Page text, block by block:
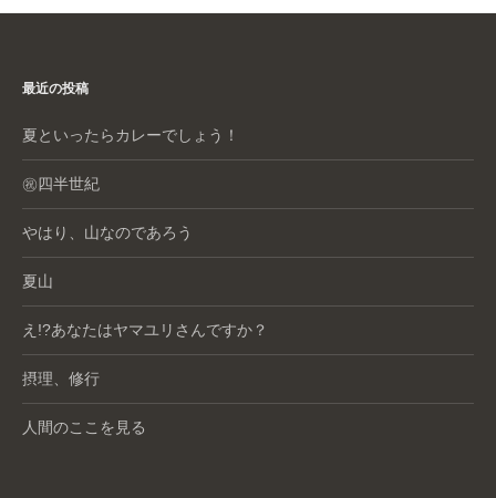
最近の投稿
夏といったらカレーでしょう！
㊗️四半世紀
やはり、山なのであろう
夏山
え!?あなたはヤマユリさんですか？
摂理、修行
人間のここを見る